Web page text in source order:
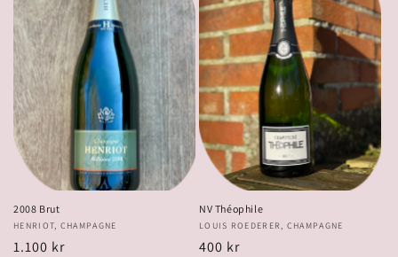
i
o
n
:
2008 Brut
Forhandler:
HENRIOT, CHAMPAGNE
Normalpris
1.100 kr
NV Théophile
Forhandler:
LOUIS ROEDERER, CHAMPAGNE
Normalpris
400 kr